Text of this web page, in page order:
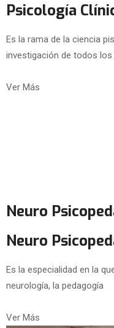
Psicología
Es la rama de la ciencia
investigación de todos
Ver Más
Neuro
Neuro
Es la especialidad en la
neurología, la pedagogía
Ver Más